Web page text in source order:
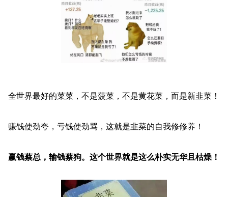
全世界最好的菜菜，不是菠菜，不是黄花菜，而是新韭菜！
赚钱使劲夸，亏钱使劲骂，这就是韭菜的自我修修养！
赢钱蔡总，输钱蔡狗。这个世界就是这么朴实无华且枯燥！